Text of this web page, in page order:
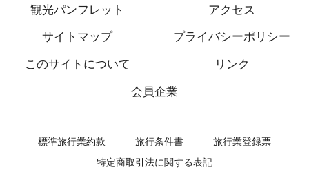
観光パンフレット
アクセス
サイトマップ
プライバシーポリシー
このサイトについて
リンク
会員企業
標準旅行業約款 旅行条件書
旅行業登録票
特定商取引法に関する表記